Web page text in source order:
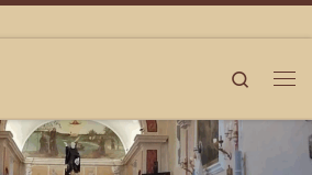
Search